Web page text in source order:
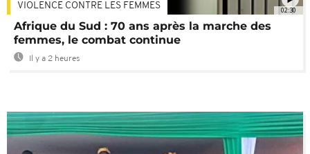
02:30
VIOLENCE CONTRE LES FEMMES
Afrique du Sud : 70 ans après la marche des
femmes, le combat continue
Il y a 2 heures